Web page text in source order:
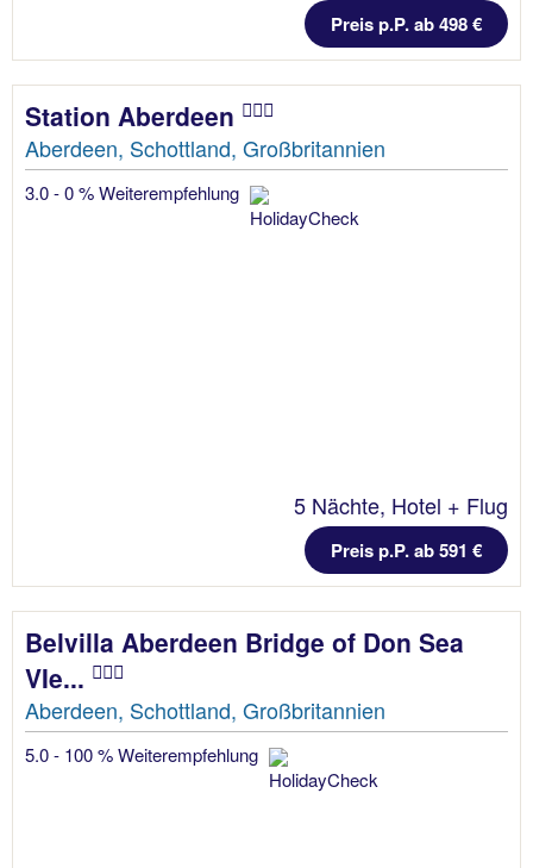
Preis p.P. ab 498 €
Station Aberdeen
Aberdeen, Schottland, Großbritannien
3.0 - 0 % Weiterempfehlung
5 Nächte, Hotel + Flug
Preis p.P. ab 591 €
Belvilla Aberdeen Bridge of Don Sea
VIe...
Aberdeen, Schottland, Großbritannien
5.0 - 100 % Weiterempfehlung